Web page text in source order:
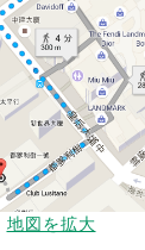
地図を拡大